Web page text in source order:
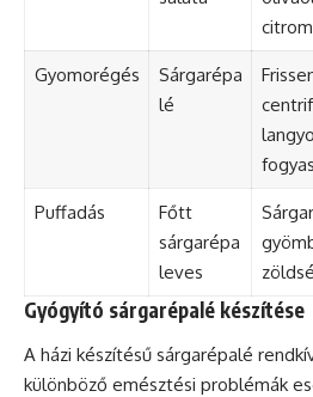
citrom
Gyomorégés
Sárgarépa
lé
Puffadás
Főtt
sárgarépa
leves
Gyógyító sárgarépalé készítése
A házi készítésű sárgarépalé
különböző emésztési problémák